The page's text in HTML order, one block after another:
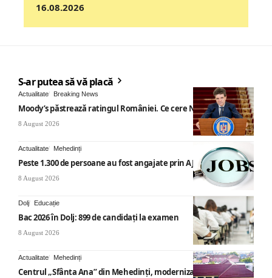
16.08.2026
S-ar putea să vă placă
Actualitate Breaking News
Moody’s păstrează ratingul României. Ce cere Nicușor Dan
8 August 2026
Actualitate Mehedinți
Peste 1.300 de persoane au fost angajate prin AJOFM Mehedinți
8 August 2026
Dolj Educație
Bac 2026 în Dolj: 899 de candidați la examen
8 August 2026
Actualitate Mehedinți
Centrul „Sfânta Ana” din Mehedinți, modernizat